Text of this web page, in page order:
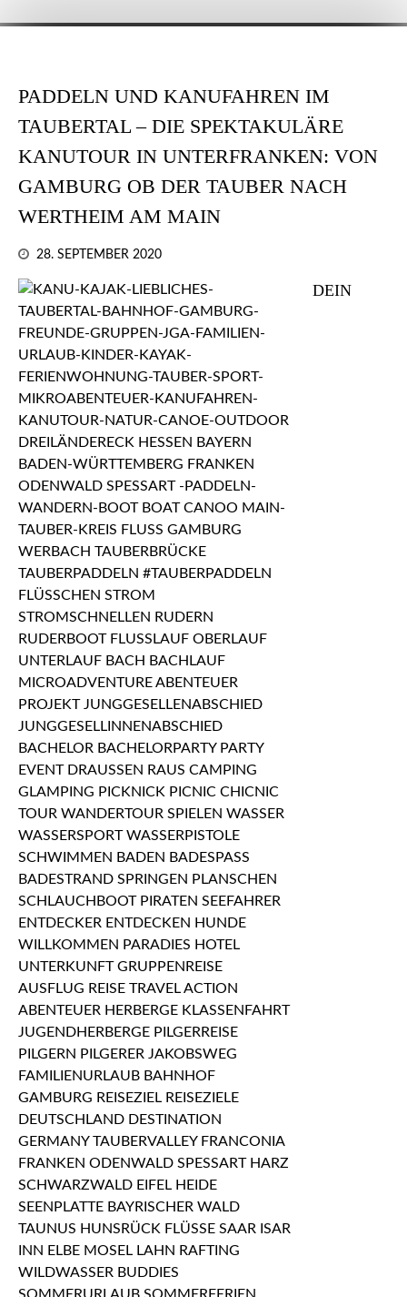
PADDELN UND KANUFAHREN IM
TAUBERTAL – DIE SPEKTAKULÄRE
KANUTOUR IN UNTERFRANKEN: VON
GAMBURG OB DER TAUBER NACH
WERTHEIM AM MAIN
28. SEPTEMBER 2020
DEIN